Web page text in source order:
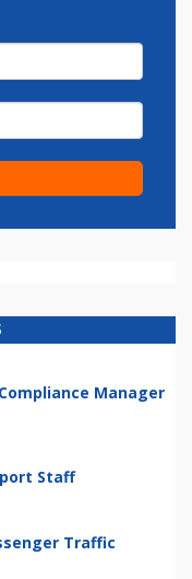
Manager
Staff
Traffic